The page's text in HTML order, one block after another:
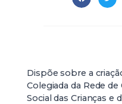
Dispõe sobre a
Colegiada da Rede
Social das Crianças e